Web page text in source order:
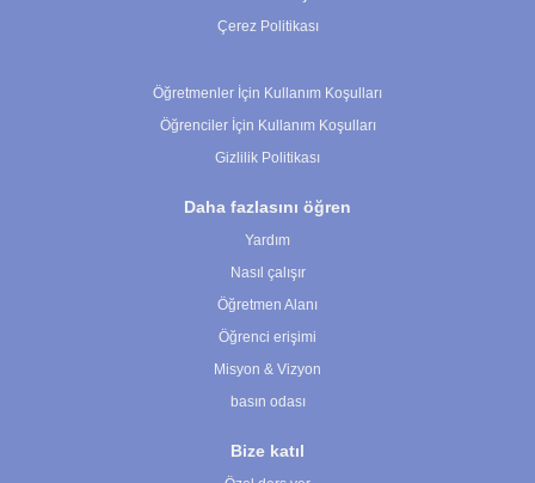
Çerez Politikası
Öğretmenler İçin Kullanım Koşulları
Öğrenciler İçin Kullanım Koşulları
Gizlilik Politikası
Daha fazlasını öğren
Yardım
Nasıl çalışır
Öğretmen Alanı
Öğrenci erişimi
Misyon & Vizyon
basın odası
Bize katıl